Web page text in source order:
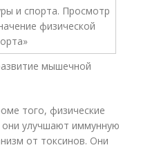
мышечной
того, физические
они улучшают иммунную
от токсинов. Они